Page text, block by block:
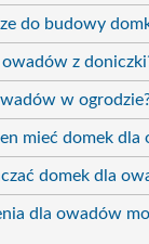
do budowy
z
w
mieć domek dla
domek dla
dla owadów